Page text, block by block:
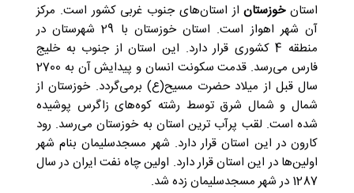
استانخوزستان از استان‌های جنوب غربی کشور است. مرکز
آن شهر اهواز است. استان خوزستان با 29 شهرستان در
منطقه 4 کشوری قرار دارد. این استان از جنوب به خلیج
فارس می‌رسد. قدمت سکونت انسان و پیدایش آن به 2700
سال قبل از میلاد حضرت مسیح(ع) برمی‌گردد. خوزستان از
شمال و شمال شرق توسط رشته کوه‌های زاگرس پوشیده
شده است. لقب پرآب ترین استان به خوزستان می‌رسد. رود
کارون در این استان قرار دارد. شهر مسجدسلیمان بنام شهر
اولین‌ها در این استان قرار دارد. اولین چاه نفت ایران در سال
1287 در شهر مسجدسلیمان زده شد.